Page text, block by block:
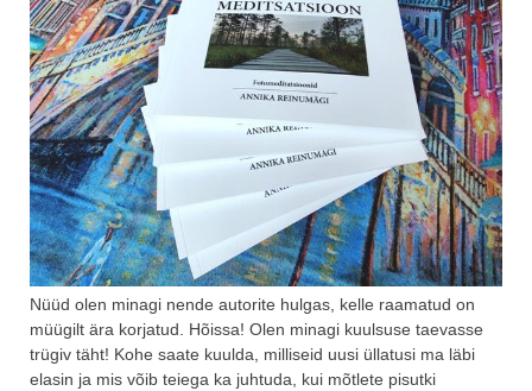
Nüüd olen minagi nende autorite hulgas, kelle raamatud on
müügilt ära korjatud. Hõissa! Olen minagi kuulsuse taevasse
trügiv täht! Kohe saate kuulda, milliseid uusi üllatusi ma läbi
elasin ja mis võib teiega ka juhtuda, kui mõtlete pisutki